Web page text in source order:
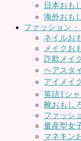
日本おも
海外おも
ファッション
ネイルお
メイクお
詐欺メイ
ヘアスタ
アイメイ
英語Tシ
靴おもし
ファッシ
量産型女
マネキン